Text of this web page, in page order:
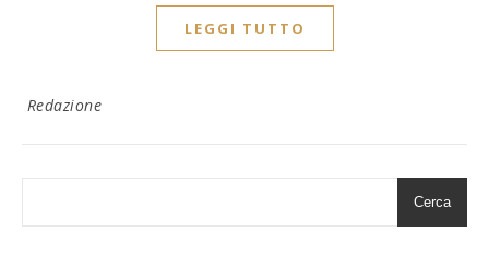
LEGGI TUTTO
Redazione
Cerca